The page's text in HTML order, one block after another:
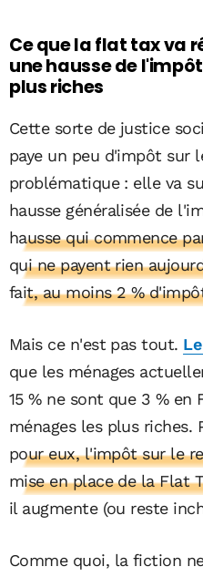
Ce que la flat tax va
une hausse de
plus riches
Cette sorte de justice
paye un peu d'impôt sur
problématique : elle va
hausse généralisée de
hausse qui commence
qui ne payent rien
fait, au moins 2 %
Mais ce n'est pas tout.
que les ménages
15 % ne sont que 3 % en
ménages les plus riches.
pour eux, l'impôt sur le
mise en place de la Flat
il augmente (ou reste
Comme quoi, la fiction